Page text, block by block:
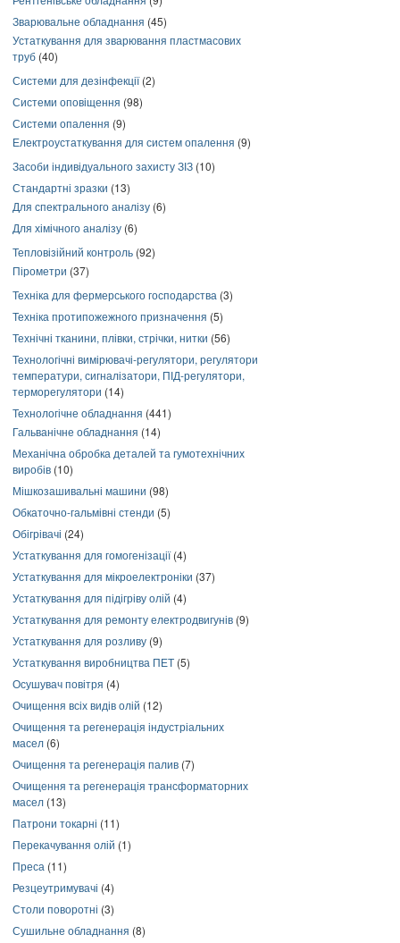
Зварювальне обладнання (45)
Устаткування для зварювання пластмасових
труб (40)
Системи для дезінфекції(2)
Системи оповіщення (98)
Системи опалення (9)
Електроустаткування для систем опалення (9)
Засоби індивідуального захисту ЗІЗ (10)
Стандартні зразки (13)
Для спектрального аналізу (6)
Для хімічного аналізу (6)
Тепловізійний контроль (92)
Пірометри (37)
Техніка для фермерського господарства (3)
Техніка протипожежного призначення (5)
Технічні тканини, плівки, стрічки, нитки (56)
Технологічні вимірювачі-регулятори, регулятори
температури, сигналізатори, ПІД-регулятори,
терморегулятори (14)
Технологічне обладнання (441)
Гальванічне обладнання (14)
Механічна обробка деталей та гумотехнічних
виробів (10)
Мішкозашивальні машини (98)
Обкаточно-гальмівні стенди (5)
Обігрівачі (24)
Устаткування для гомогенізації(4)
Устаткування для мікроелектроніки (37)
Устаткування для підігріву олій (4)
Устаткування для ремонту електродвигунів (9)
Устаткування для розливу (9)
Устаткування виробництва ПЕТ (5)
Осушувач повітря (4)
Очищення всіх видів олій (12)
Очищення та регенерація індустріальних
масел (6)
Очищення та регенерація палив (7)
Очищення та регенерація трансформаторних
масел (13)
Патрони токарні (11)
Перекачування олій (1)
Преса (11)
Резцеутримувачі (4)
Столи поворотні (3)
Сушильне обладнання (8)